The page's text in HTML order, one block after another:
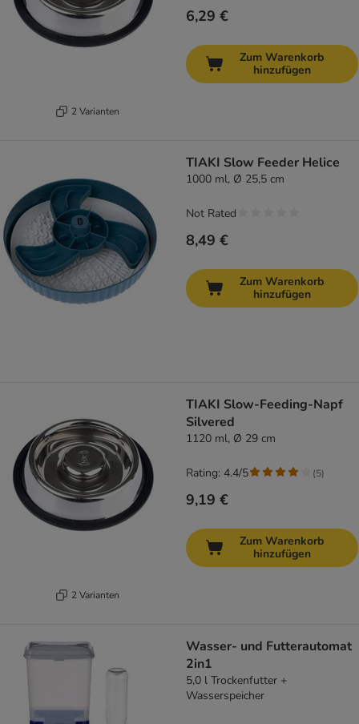
2 Varianten
6,29 €
Zum Warenkorb
hinzufügen
TIAKI Slow Feeder Helice
1000 ml, Ø 25,5 cm
8,49 €
Not Rated
Zum Warenkorb
hinzufügen
2 Varianten
TIAKI Slow-Feeding-Napf
Silvered
1120 ml, Ø 29 cm
9,19 €
Rating: 4.4/5 (5)
Zum Warenkorb
hinzufügen
Wasser- und Futterautomat
2in1
5,0 l Trockenfutter +
Wasserspeicher